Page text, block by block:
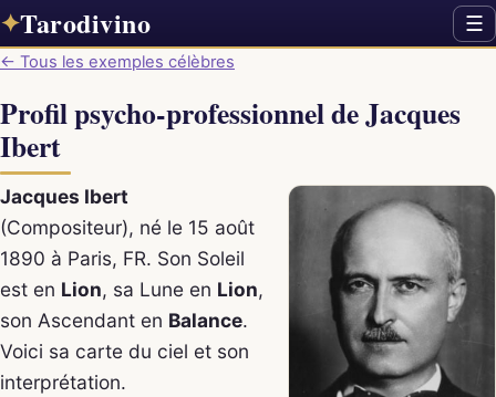
✦Tarodivino ☰
← Tous les exemples célèbres
Profil psycho-professionnel de Jacques
Ibert
Jacques Ibert
(Compositeur), né le 15 août
1890 à Paris, FR. Son Soleil
est en Lion, sa Lune en Lion,
son Ascendant en Balance.
Voici sa carte du ciel et son
interprétation.